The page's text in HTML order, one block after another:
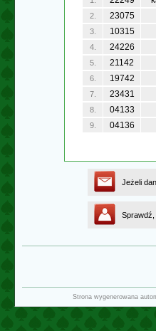
2. 23075
3. 10315
4. 24226
5. 21142
6. 19742
7. 23431
8. 04133
9. 04136
Jeżeli
Strona wygenerowana